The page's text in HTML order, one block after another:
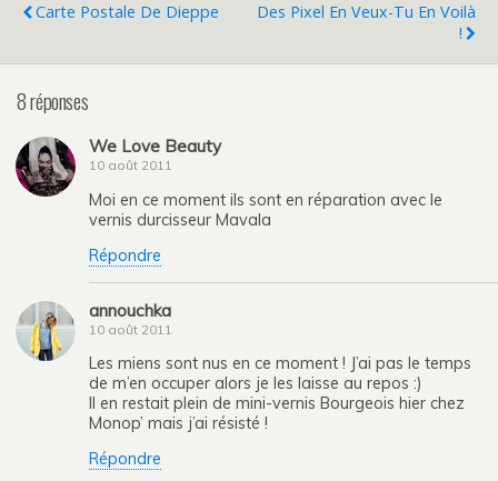
Carte Postale De Dieppe
Des Pixel En Veux-Tu En Voilà
!
8 réponses
We Love Beauty
10 août 2011
Moi en ce moment ils sont en réparation avec le
vernis durcisseur Mavala
Répondre
annouchka
10 août 2011
Les miens sont nus en ce moment ! J’ai pas le temps
de m’en occuper alors je les laisse au repos :)
Il en restait plein de mini-vernis Bourgeois hier chez
Monop’ mais j’ai résisté !
Répondre